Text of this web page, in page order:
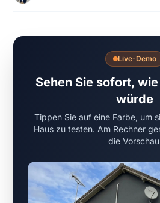
Live-Demo
Sehen Sie sofort,
würde
Tippen Sie auf eine Farbe, um
Haus zu testen. Am Rechner
die